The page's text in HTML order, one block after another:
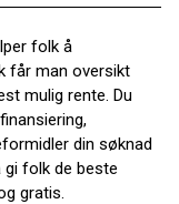
folk å
får man oversikt
mulig rente. Du
din søknad
gi folk de beste
gratis.